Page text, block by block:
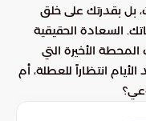
بل بقدرتك على خلق
السعادة الحقيقية
الأخيرة التي
انتظاراً للعطلة، أم